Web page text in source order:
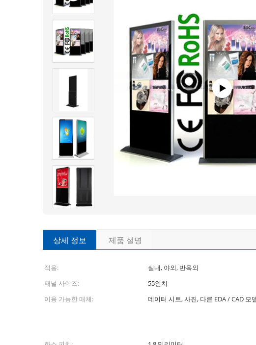
상세 정보 제품 설명
적용: 실내, 야외, 반옥외
패널 사이즈:
55인치
이용 가능한 매체:
데이터 시트, 사진, 다른 EDA / CAD 모